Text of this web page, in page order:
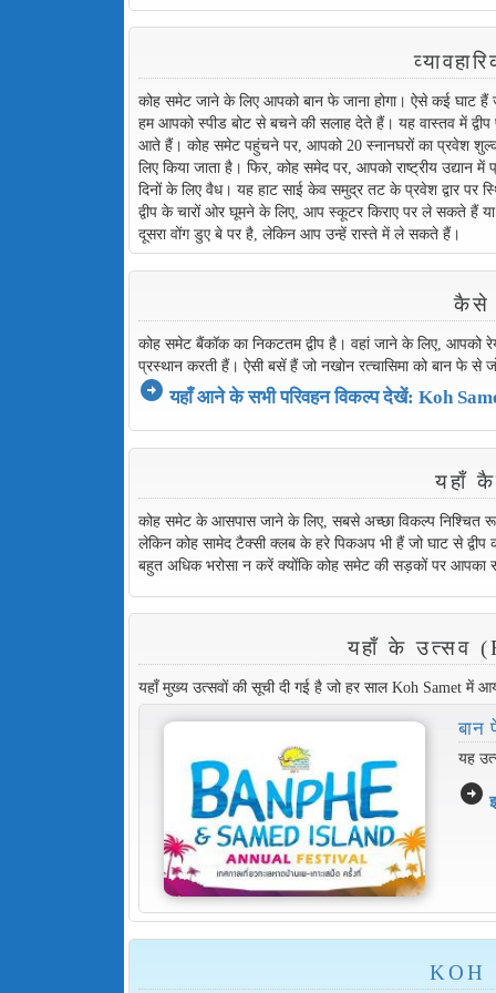
कोह समेट जाने के लिए आपको बान फे जाना होगा। ऐसे कई घाट
हम आपको स्पीड बोट से बचने की सलाह देते हैं। यह वास्तव में द्वीप
आते हैं। कोह समेट पहुंचने पर, आपको 20 स्नानघरों का प्रवेश
लिए किया जाता है। फिर, कोह समेद पर, आपको राष्ट्रीय उद्यान
दिनों के लिए वैध। यह हाट साई केव समुद्र तट के प्रवेश द्वार पर
द्वीप के चारों ओर घूमने के लिए, आप स्कूटर किराए पर ले सकते
दूसरा वोंग डुए बे पर है, लेकिन आप उन्हें रास्ते में ले सकते हैं।
कैसे
कोह समेट बैंकॉक का निकटतम द्वीप है। वहां जाने के लिए, आपको
प्रस्थान करती हैं। ऐसी बसें हैं जो नखोन रत्चासिमा को बान फे से
arrow_circle_right यहाँ आने के सभी परिवहन विकल्प देखें: Koh
यहाँ
कोह समेट के आसपास जाने के लिए, सबसे अच्छा विकल्प निश्चित
लेकिन कोह सामेद टैक्सी क्लब के हरे पिकअप भी हैं जो घाट से
बहुत अधिक भरोसा न करें क्योंकि कोह समेट की सड़कों पर आपका
यहाँ के उत्सव
यहाँ मुख्य उत्सवों की सूची दी गई है जो हर साल Koh Samet में
बान
यह
arrow_circle_right
KOH